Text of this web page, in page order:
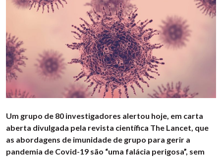
Um grupo de 80 investigadores alertou hoje, em carta
aberta divulgada pela revista científica The Lancet, que
as abordagens de imunidade de grupo para gerir a
pandemia de Covid-19 são “uma falácia perigosa”, sem